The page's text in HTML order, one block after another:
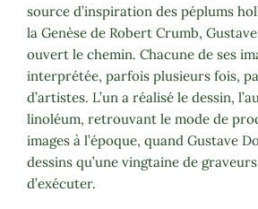
source d’inspiration des péplums
la Genèse de Robert Crumb,
ouvert le chemin. Chacune de ses
interprétée, parfois plusieurs fois,
d’artistes. L’un a réalisé le dessin,
linoléum, retrouvant le mode de
images à l’époque, quand Gustave
dessins qu’une vingtaine de
d’exécuter.